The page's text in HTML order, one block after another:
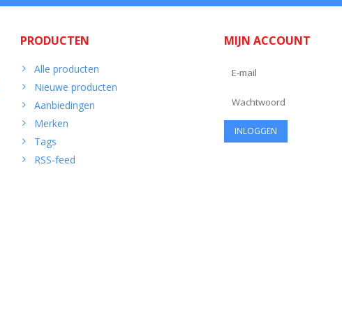
PRODUCTEN
Alle producten
Nieuwe producten
Aanbiedingen
Merken
Tags
RSS-feed
MIJN ACCOUNT